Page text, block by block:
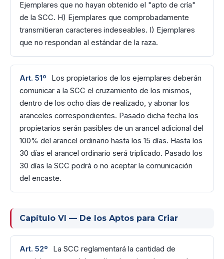
Ejemplares que no hayan obtenido el "apto de cría"
de la SCC. H) Ejemplares que comprobadamente
transmitieran caracteres indeseables. I) Ejemplares
que no respondan al estándar de la raza.
Art. 51º
Los propietarios de los ejemplares deberán
comunicar a la SCC el cruzamiento de los mismos,
dentro de los ocho días de realizado, y abonar los
aranceles correspondientes. Pasado dicha fecha los
propietarios serán pasibles de un arancel adicional del
100% del arancel ordinario hasta los 15 días. Hasta los
30 días el arancel ordinario será triplicado. Pasado los
30 días la SCC podrá o no aceptar la comunicación
del encaste.
Capítulo VI — De los Aptos para Criar
Art. 52º
La SCC reglamentará la cantidad de